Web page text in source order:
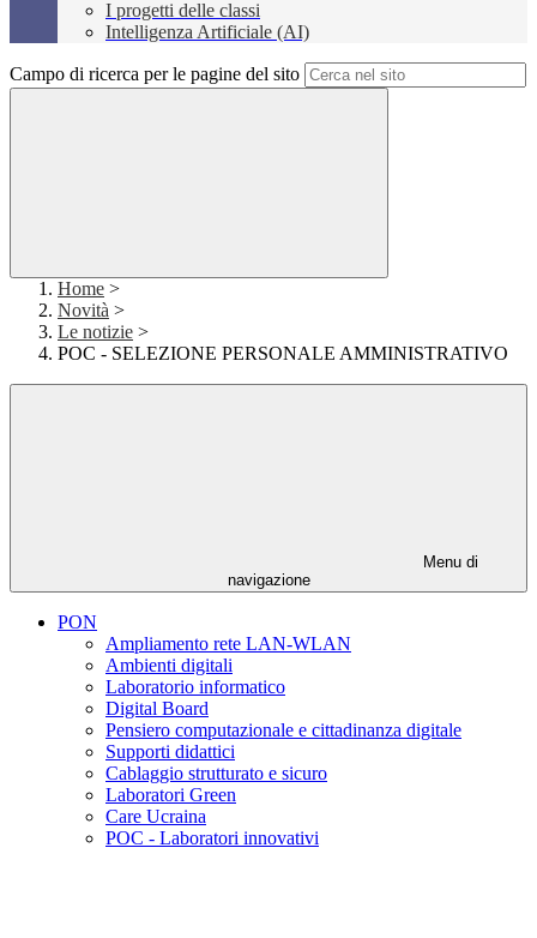
I progetti delle classi
Intelligenza Artificiale (AI)
Campo di ricerca per le pagine del sito
Home >
Novità >
Le notizie >
POC - SELEZIONE PERSONALE AMMINISTRATIVO
Menu di
navigazione
PON
Ampliamento rete LAN-WLAN
Ambienti digitali
Laboratorio informatico
Digital Board
Pensiero computazionale e cittadinanza digitale
Supporti didattici
Cablaggio strutturato e sicuro
Laboratori Green
Care Ucraina
POC - Laboratori innovativi